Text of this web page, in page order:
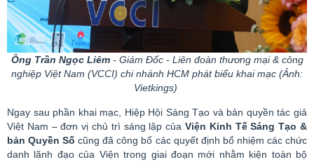
Ông Trần Ngọc Liêm- Giám Đốc - Liên đoàn thương mại & công
nghiệp Việt Nam (VCCI) chi nhánh HCM phát biểu khai mạc (Ảnh:
Vietkings)
Ngay sau phần khai mạc, Hiệp Hội Sáng Tạo và bản quyền tác giả
Việt Nam – đơn vị chủ trì sáng lập của Viện Kinh Tế Sáng Tạo &
bản Quyền Sốcũng đã công bố các quyết định bổ nhiệm các chức
danh lãnh đạo của Viện trong giai đoạn mới nhằm kiện toàn bộ